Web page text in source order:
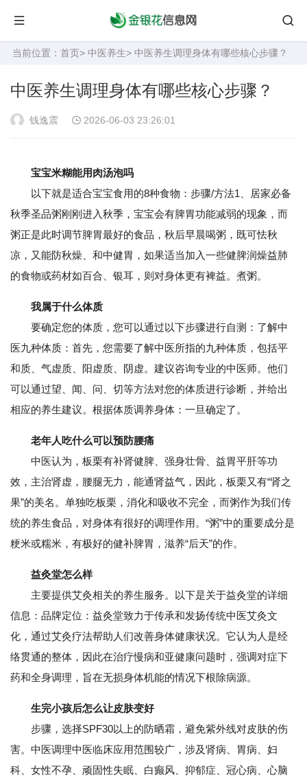
当前位置： 首页> 中医养生> 中医养生调理身体有哪些核心步骤？
中医养生调理身体有哪些核心步骤？
钱逸震 2026-06-03 23:26:01
宝宝米糊能用肉汤泡吗
以下就是适合宝宝食用的8种食物：步骤/方法1、居家必备
秋季圣品粥刚刚进入秋季，宝宝会有脾胃功能减弱的现象，而
粥正是此时调节脾胃最好的食品，秋后早晨喝粥，既可怯秋
凉，又能防秋燥、和中健胃，如果适当加入一些健脾润燥益肺
的食物或药材如百合、银耳，则对身体更有裨益。煮粥。
我属于什么体质
要确定您的体质，您可以通过以下步骤进行自测：了解中
医九种体质：首先，您需要了解中医所指的九种体质，包括平
和质、气虚质、阳虚质、阴虚。建议咨询专业的中医师。他们
可以通过望、闻、问、切等方法对您的体质进行诊断，并给出
相应的养生建议。根据体质调养身体：一旦确定了。
老年人吃什么可以预防腰痛
中医认为，板栗有补肾健脾、强身壮骨、益胃平肝等功
效，主治肾虚，腰腿无力，能通肾益气，因此，板栗又有“肾之
果”的美名。单独吃板栗，消化和吸收不完全，而粥作为我们传
统的养生食品，对身体有很好的调理作用。“粥”中的重要成分是
粳米或糯米，有极好的健补脾胃，滋养“后天”的作。
益灸堂怎么样
主要提供艾灸相关的养生服务。以下是关于益灸堂的详细
信息：品牌定位：益灸堂致力于传承和发扬传统中医艾灸文
化，通过艾灸疗法帮助人们改善身体健康状况。它认为人是经
络贯通的整体，因此在治疗慢病和亚健康问题时，强调对症下
药和全身调理，旨在无损身体机能的情况下根除病源。
生完小孩后怎么让皮肤变好
步骤，选择SPF30以上的防晒霜，避免紫外线对皮肤的伤
害。中医调理中医临床应用范围较广，涉及肾病、胃病、妇
科、女性不孕、顽固性失眠、白癫风、抑郁症、冠心病、心脑